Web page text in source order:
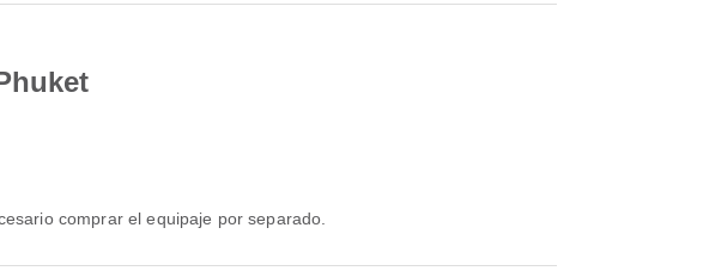
comprar el equipaje por separado.